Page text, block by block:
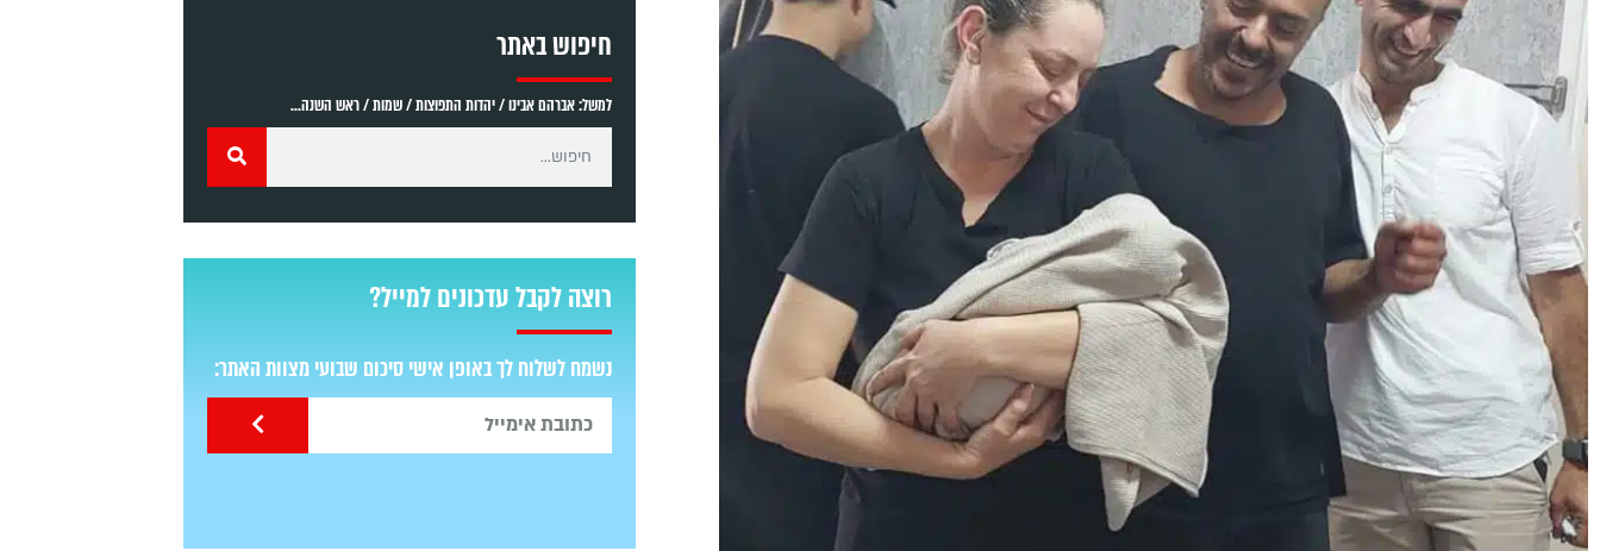
חיפוש באתר
למשל: אברהם אבינו / יהדות התפוצות / שמות / ראש השנה...
רוצה לקבל עדכונים למייל?
נשמח לשלוח לך באופן אישי סיכום שבועי מצוות האתר: